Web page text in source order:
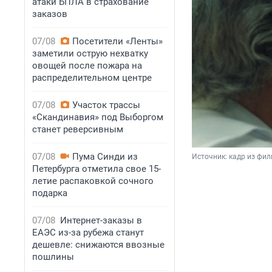
заказов
07/08
Посетители «Ленты»
заметили острую нехватку
овощей после пожара на
распределительном центре
07/08
Участок трассы
«Скандинавия» под Выборгом
станет реверсивным
07/08
Пума Синди из
Петербурга отметила свое 15-
летие распаковкой сочного
подарка
07/08 Интернет-заказы в
ЕАЭС из-за рубежа станут
дешевле: снижаются ввозные
пошлины
Источник: кадр из